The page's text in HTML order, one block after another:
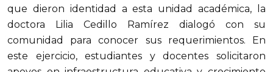
que dieron identidad a esta unidad académica, la
doctora Lilia Cedillo Ramírez dialogó con su
comunidad para conocer sus requerimientos. En
este ejercicio, estudiantes y docentes solicitaron